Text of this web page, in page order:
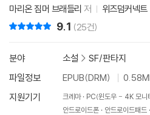
마리온 짐머 브래들리 저 위즈덤커넥트
9.1 (25건)
분야 소설 > SF/판타지
파일정보
EPUB(DRM)
지원기기
크레마 PC(윈도우 - 4K 모니
안드로이드폰
안드로이드패드